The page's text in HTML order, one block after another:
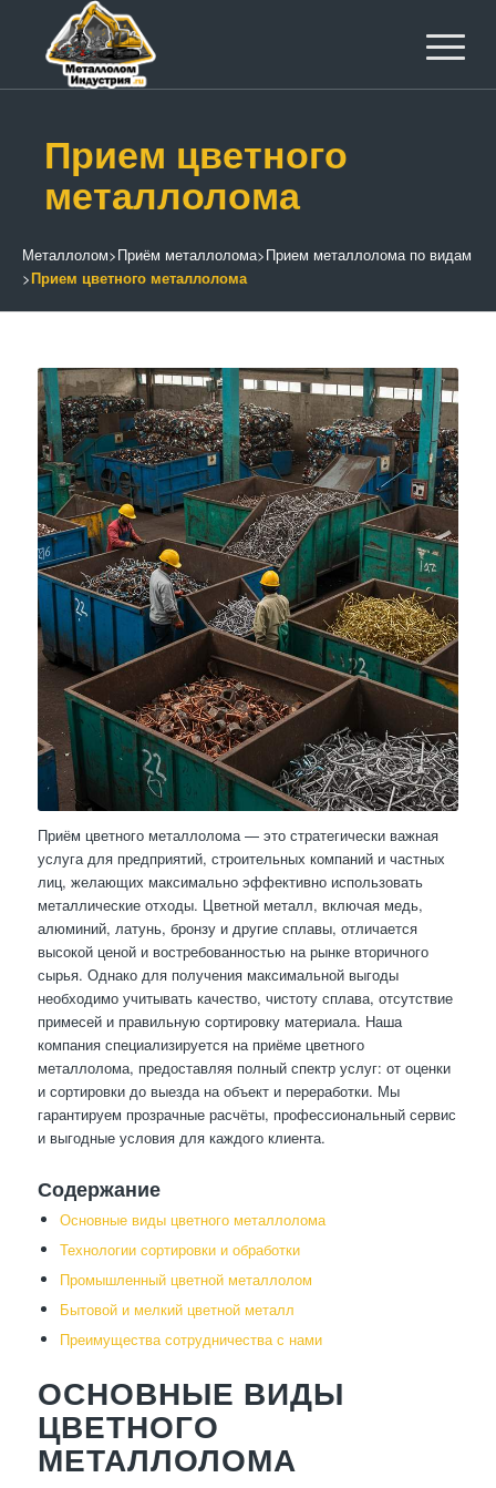
Прием цветного
металлолома
Металлолом>Приём металлолома>Прием металлолома по видам
>Прием цветного металлолома
Приём цветного металлолома — это стратегически важная
услуга для предприятий, строительных компаний и частных
лиц, желающих максимально эффективно использовать
металлические отходы. Цветной металл, включая медь,
алюминий, латунь, бронзу и другие сплавы, отличается
высокой ценой и востребованностью на рынке вторичного
сырья. Однако для получения максимальной выгоды
необходимо учитывать качество, чистоту сплава, отсутствие
примесей и правильную сортировку материала. Наша
компания специализируется на приёме цветного
металлолома, предоставляя полный спектр услуг: от оценки
и сортировки до выезда на объект и переработки. Мы
гарантируем прозрачные расчёты, профессиональный сервис
и выгодные условия для каждого клиента.
Содержание
Основные виды цветного металлолома
Технологии сортировки и обработки
Промышленный цветной металлолом
Бытовой и мелкий цветной металл
Преимущества сотрудничества с нами
ОСНОВНЫЕ ВИДЫ
ЦВЕТНОГО
МЕТАЛЛОЛОМА